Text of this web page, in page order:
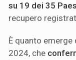
su 19 dei 35
recupero
È quanto emerge
2024, che